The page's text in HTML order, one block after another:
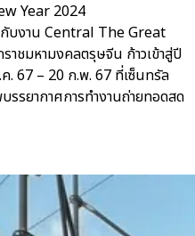
Year 2024
บงาน Central The Great
ชมหามงคลตรุษจีน ก้าวเข้าสู่ปี
. 67 – 20 ก.พ. 67 ที่เซ็นทรัล
รรยากาศการทำงานถ่ายทอดสด